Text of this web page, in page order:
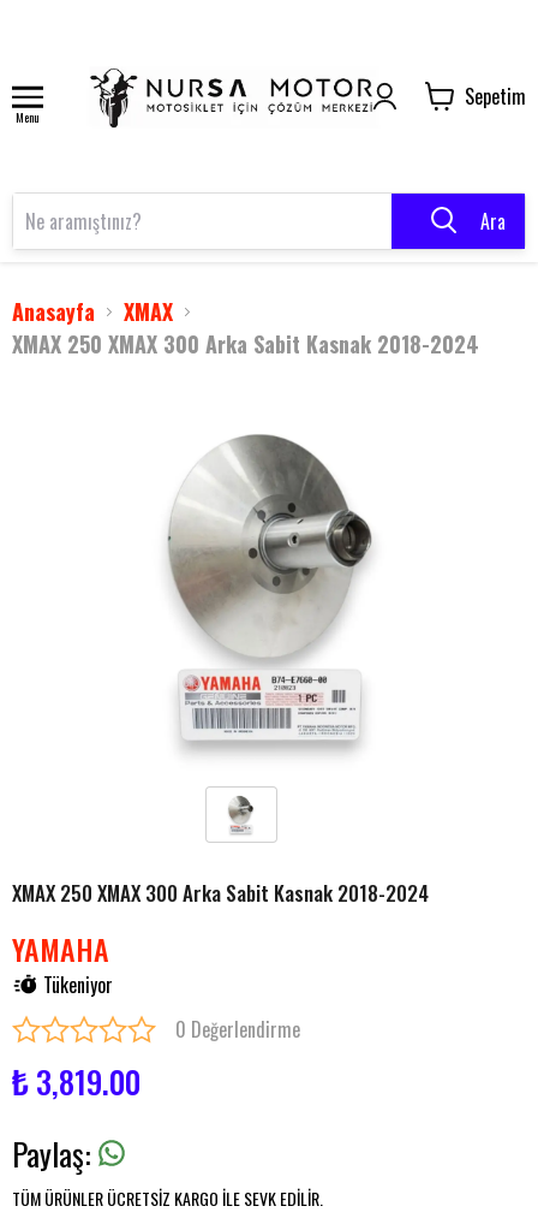
Menu
Sepetim
Ara
Anasayfa
XMAX
XMAX 250 XMAX 300 Arka Sabit Kasnak 2018-2024
XMAX 250 XMAX 300 Arka Sabit Kasnak 2018-2024
YAMAHA
Tükeniyor
0 Değerlendirme
₺ 3,819.00
Paylaş:
TÜM ÜRÜNLER ÜCRETSİZ KARGO İLE SEVK EDİLİR.